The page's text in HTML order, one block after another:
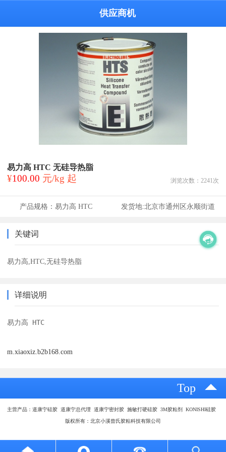
供应商机
易力高 HTC 无硅导热脂
¥100.00 元/kg 起 浏览次数： 2241 次
产品规格： 易力高 HTC 发货地:北京市通州区永顺街道
关键词
易力高,HTC,无硅导热脂
详细说明
易力高 HTC
m.xiaoxiz.b2b168.com
Top
主营产品：道康宁硅胶 道康宁总代理 道康宁密封胶 施敏打硬硅胶 3M胶粘剂 KONISHI硅胶
版权所有：北京小溪曾氏胶粘科技有限公司